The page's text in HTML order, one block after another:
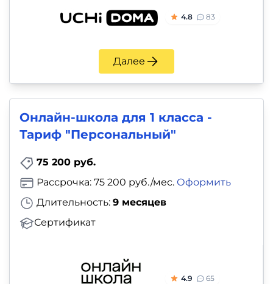
4.8 83
Далее
Онлайн-школа для 1 класса -
Тариф "Персональный"
75 200 руб.
Длительность: 9 месяцев
Сертификат
Рассрочка: 75 200 руб./мес. Оформить
4.9 65